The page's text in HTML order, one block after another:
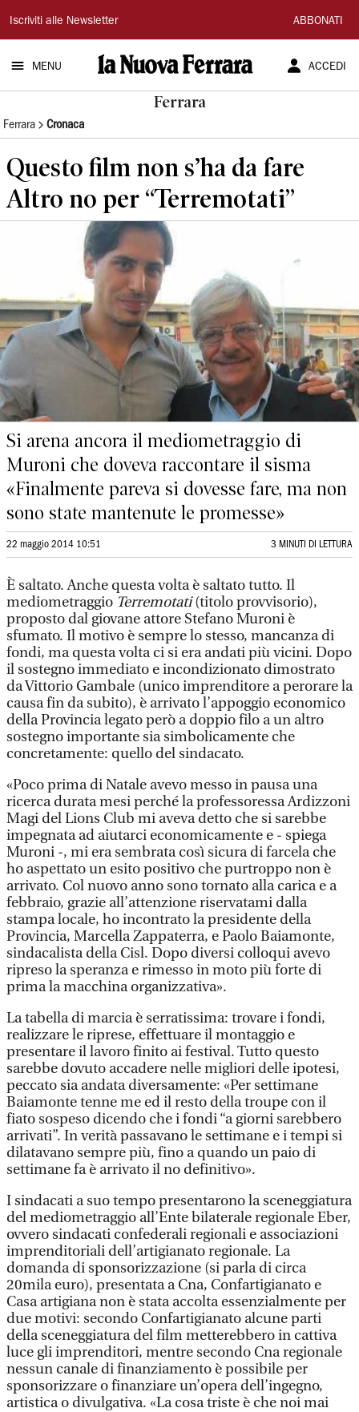
La
Nuova
Ferrara
Iscriviti alle Newsletter ABBONATI
MENU ACCEDI
Ferrara
Ferrara Cronaca
Questo film non s’ha da fare
Altro no per “Terremotati”
Si arena ancora il mediometraggio di
Muroni che doveva raccontare il sisma
«Finalmente pareva si dovesse fare, ma non
sono state mantenute le promesse»
22 maggio 2014 10:51 3 MINUTI DI LETTURA
È saltato. Anche questa volta è saltato tutto. Il
mediometraggio Terremotati(titolo provvisorio),
proposto dal giovane attore Stefano Muroni è
sfumato. Il motivo è sempre lo stesso, mancanza di
fondi, ma questa volta ci si era andati più vicini. Dopo
il sostegno immediato e incondizionato dimostrato
da Vittorio Gambale (unico imprenditore a perorare la
causa fin da subito), è arrivato l’appoggio economico
della Provincia legato però a doppio filo a un altro
sostegno importante sia simbolicamente che
concretamente: quello del sindacato.
«Poco prima di Natale avevo messo in pausa una
ricerca durata mesi perché la professoressa Ardizzoni
Magi del Lions Club mi aveva detto che si sarebbe
impegnata ad aiutarci economicamente e - spiega
Muroni -, mi era sembrata così sicura di farcela che
ho aspettato un esito positivo che purtroppo non è
arrivato. Col nuovo anno sono tornato alla carica e a
febbraio, grazie all’attenzione riservatami dalla
stampa locale, ho incontrato la presidente della
Provincia, Marcella Zappaterra, e Paolo Baiamonte,
sindacalista della Cisl. Dopo diversi colloqui avevo
ripreso la speranza e rimesso in moto più forte di
prima la macchina organizzativa».
La tabella di marcia è serratissima: trovare i fondi,
realizzare le riprese, effettuare il montaggio e
presentare il lavoro finito ai festival. Tutto questo
sarebbe dovuto accadere nelle migliori delle ipotesi,
peccato sia andata diversamente: «Per settimane
Baiamonte tenne me ed il resto della troupe con il
fiato sospeso dicendo che i fondi “a giorni sarebbero
arrivati”. In verità passavano le settimane e i tempi si
dilatavano sempre più, fino a quando un paio di
settimane fa è arrivato il no definitivo».
I sindacati a suo tempo presentarono la sceneggiatura
del mediometraggio all’Ente bilaterale regionale Eber,
ovvero sindacati confederali regionali e associazioni
imprenditoriali dell’artigianato regionale. La
domanda di sponsorizzazione (si parla di circa
20mila euro), presentata a Cna, Confartigianato e
Casa artigiana non è stata accolta essenzialmente per
due motivi: secondo Confartigianato alcune parti
della sceneggiatura del film metterebbero in cattiva
luce gli imprenditori, mentre secondo Cna regionale
nessun canale di finanziamento è possibile per
sponsorizzare o finanziare un’opera dell’ingegno,
artistica o divulgativa. «La cosa triste è che noi mai